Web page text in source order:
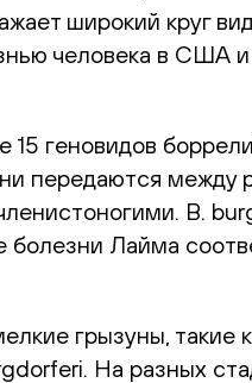
широкий круг
человека в США
геновидов
передаются между
B.
Лайма
грызуны, такие
На разных